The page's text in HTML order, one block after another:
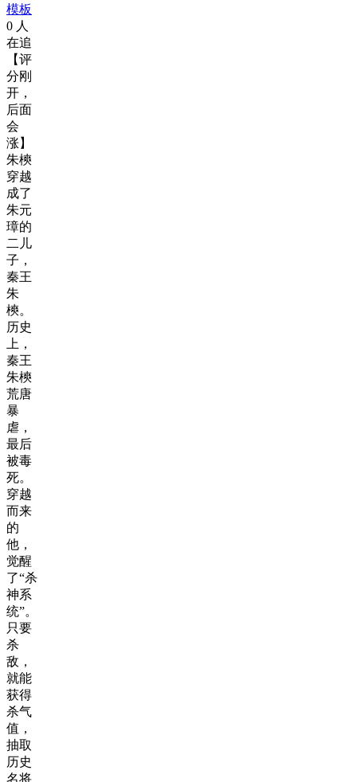
模板
0 人
在追
【评
分刚
开，
后面
会
涨】
朱樉
穿越
成了
朱元
璋的
二儿
子，
秦王
朱
樉。
历史
上，
秦王
朱樉
荒唐
暴
虐，
最后
被毒
死。
穿越
而来
的
他，
觉醒
了“杀
神系
统”。
只要
杀
敌，
就能
获得
杀气
值，
抽取
历史
名将